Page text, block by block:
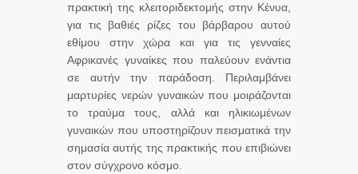
πρακτική της κλειτοριδεκτομής στην Κένυα,
για τις βαθιές ρίζες του βάρβαρου αυτού
εθίμου στην χώρα και για τις γενναίες
Αφρικανές γυναίκες που παλεύουν ενάντια
σε αυτήν την παράδοση. Περιλαμβάνει
μαρτυρίες νερών γυναικών που μοιράζονται
το τραύμα τους, αλλά και ηλικιωμένων
γυναικών που υποστηρίζουν πεισματικά την
σημασία αυτής της πρακτικής που επιβιώνει
στον σύγχρονο κόσμο.